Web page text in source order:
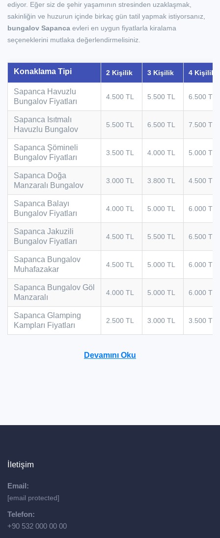
ediyor. Eğer siz de şehir yaşamının stresinden uzaklaşmak,
sakinliğin ve huzurun içinde birkaç gün tatil yapmak istiyorsanız,
bungalov Sapanca evleri en uygun fiyatlarla kiralama
seçeneklerini mutlaka değerlendirmelisiniz.
Konaklama Tipi 2 Kişilik 3 Kişilik 4 Kişilik
Sapanca Havuzlu
Bungalov Fiyatları
4.500 TL 5.500 TL 6.500 TL
Sapanca Isıtmalı
Havuzlu Bungalov
5.500 TL 6.500 TL 7.500 TL
Sapanca Şömineli
Bungalov Fiyatları
3.500 TL 4.000 TL 5.000 TL
Sapanca Doğa
Manzaralı Bungalov
3.000 TL 3.800 TL 4.500 TL
Sapanca Balayı
Bungalov Fiyatları
4.000 TL 5.000 TL 6.000 TL
Sapanca Jakuzili
Bungalov Fiyatları
4.500 TL 5.500 TL 6.500 TL
Sapanca Bungalov
Muhafazakar
4.500 TL 5.000 TL 6.000 TL
Sapanca Bungalov Göl
Manzaralı
4.000 TL 5.000 TL 6.000 TL
Sapanca Glamping
Kampları Fiyatları
2.500 TL 3.000 TL 3.500 TL
Devamını Oku
İletişim
Email:
[email protected]
Telefon:
+90 532 000 00 00